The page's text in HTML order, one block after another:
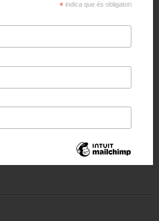
* indica que és obligatori